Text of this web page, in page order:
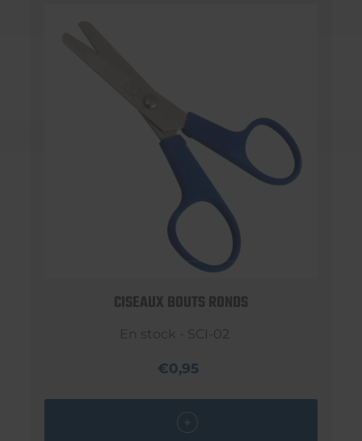
CISEAUX BOUTS RONDS
En stock - SCI-02
€0,95